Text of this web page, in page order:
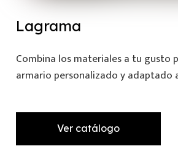
Lagrama
Combina los materiales a tu gusto
armario personalizado y adaptado
Ver catálogo